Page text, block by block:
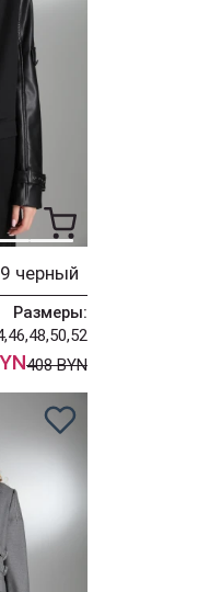
черный
Размеры:
408 BYN